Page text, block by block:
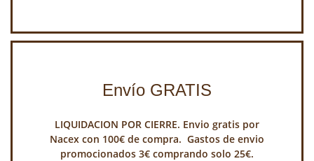
Envío GRATIS
LIQUIDACION POR CIERRE. Envio gratis por
Nacex con 100€ de compra. Gastos de envio
promocionados 3€ comprando solo 25€.